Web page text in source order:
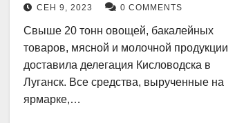
СЕН 9, 2023 0 COMMENTS
Свыше 20 тонн овощей, бакалейных
товаров, мясной и молочной продукции
доставила делегация Кисловодска в
Луганск. Все средства, вырученные на
ярмарке,…